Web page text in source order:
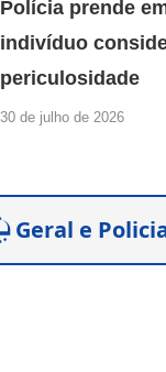
Polícia prende
indivíduo
periculosidade
30 de julho de 2026
Geral e